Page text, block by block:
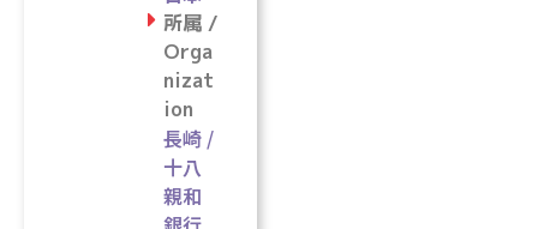
所属 /
Orga
nizat
ion
長崎 /
十八
親和